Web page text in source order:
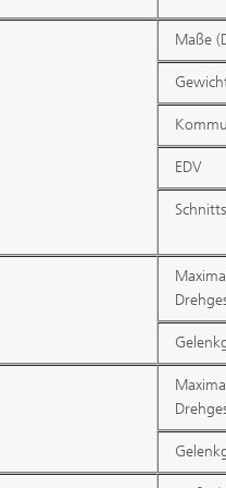
Maße
EDV